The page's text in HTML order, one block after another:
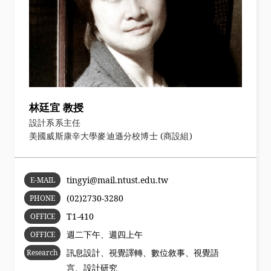
林廷宜 教授
設計系系主任
美國威斯康辛大學麥迪遜分校博士 (商設組)
E-MAIL tingyi@mail.ntust.edu.tw
PHONE (02)2730-3280
OFFICE T1-410
OFFICE
HOURS
週二下午、週四上午
Research
訊息設計、視覺譯轉、數位敘事、視覺語
言、設計研究